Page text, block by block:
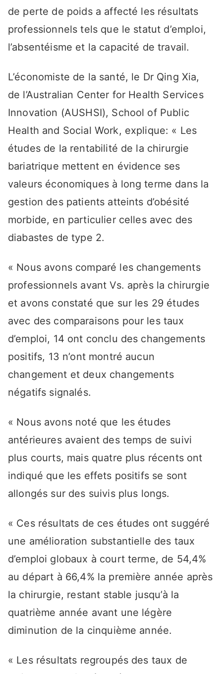
de perte de poids a affecté les résultats
professionnels tels que le statut d’emploi,
l’absentéisme et la capacité de travail.
L’économiste de la santé, le Dr Qing Xia,
de l’Australian Center for Health Services
Innovation (AUSHSI), School of Public
Health and Social Work, explique: « Les
études de la rentabilité de la chirurgie
bariatrique mettent en évidence ses
valeurs économiques à long terme dans la
gestion des patients atteints d’obésité
morbide, en particulier celles avec des
diabastes de type 2.
« Nous avons comparé les changements
professionnels avant Vs. après la chirurgie
et avons constaté que sur les 29 études
avec des comparaisons pour les taux
d’emploi, 14 ont conclu des changements
positifs, 13 n’ont montré aucun
changement et deux changements
négatifs signalés.
« Nous avons noté que les études
antérieures avaient des temps de suivi
plus courts, mais quatre plus récents ont
indiqué que les effets positifs se sont
allongés sur des suivis plus longs.
« Ces résultats de ces études ont suggéré
une amélioration substantielle des taux
d’emploi globaux à court terme, de 54,4%
au départ à 66,4% la première année après
la chirurgie, restant stable jusqu’à la
quatrième année avant une légère
diminution de la cinquième année.
« Les résultats regroupés des taux de